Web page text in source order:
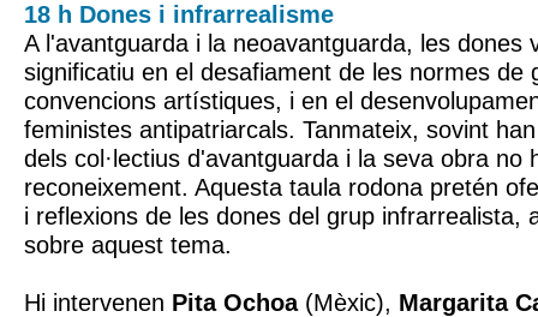
18 h Dones i infrarrealisme
A l'avantguarda i la neoavantguarda, les dones
significatiu en el desafiament de les normes de
convencions artístiques, i en el
feministes antipatriarcals. Tanmateix, sovint
dels col·lectius d'avantguarda i la seva obra no
reconeixement. Aquesta taula rodona pretén
i reflexions de les dones del grup infrarrealista,
sobre aquest tema.
Hi intervenen Pita Ochoa(Mèxic), Margarita